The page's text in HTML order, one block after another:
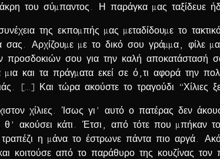
του σύµπαντος. Η παράγκα µας ταξίδευε
της εκποµπής µας µεταδίδουµε το
σας. Αρχίζουµε µε το δικό σου γράµµα, φίλε
σου για την καλή αποκατάστασή
και τα πράγµατα εκεί σε ό,τι αφορά την
[…] Και τώρα ακούστε το τραγούδι “Χίλιες
χίλιες. Ίσως γι’ αυτό ο πατέρας δεν
ακούσει κάτι. Έτσι, από τότε που µπήκαν
η µάνα το έστρωνε πάντα πιο αργά.
κοιτούσε από το παράθυρο της κουζίνας